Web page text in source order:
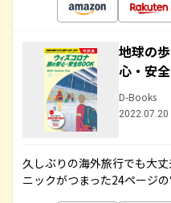
地球の
心・安
D-Books
2022.07.20
久しぶりの海外旅行でも大
ニックがつまった24ページ